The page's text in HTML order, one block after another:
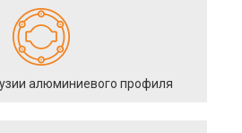
алюминиевого профиля